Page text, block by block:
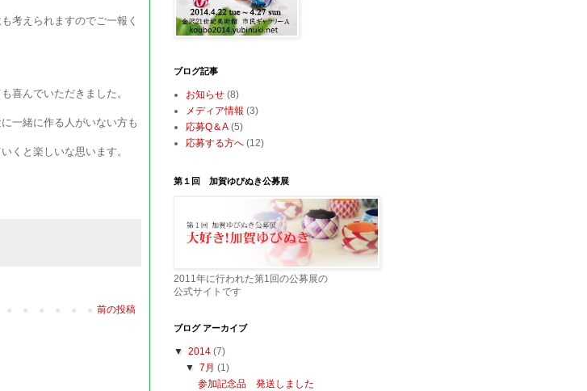
考えられますのでご一報く
喜んでいただきました。
一緒に作る人がいない方も
くと楽しいな思います。
前の投稿
ブログ記事
お知らせ (8)
メディア情報 (3)
応募Q＆A (5)
応募する方へ (12)
第１回 加賀ゆびぬき公募展
2011年に行われた第1回の公募展の
公式サイトです
ブログ アーカイブ
▼ 2014 (7)
▼7月(1)
参加記念品 発送しました